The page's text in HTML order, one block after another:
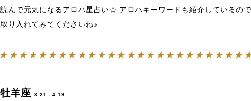
読んで元気になるアロハ星占い☆ アロハキーワードも紹介しているの
取り入れてみてくださいね♪
牡羊座 3.21 - 4.19